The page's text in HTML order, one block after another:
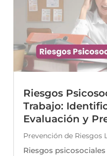
Riesgos
Trabajo:
Evaluación y
Prevención de Riesgos
Riesgos